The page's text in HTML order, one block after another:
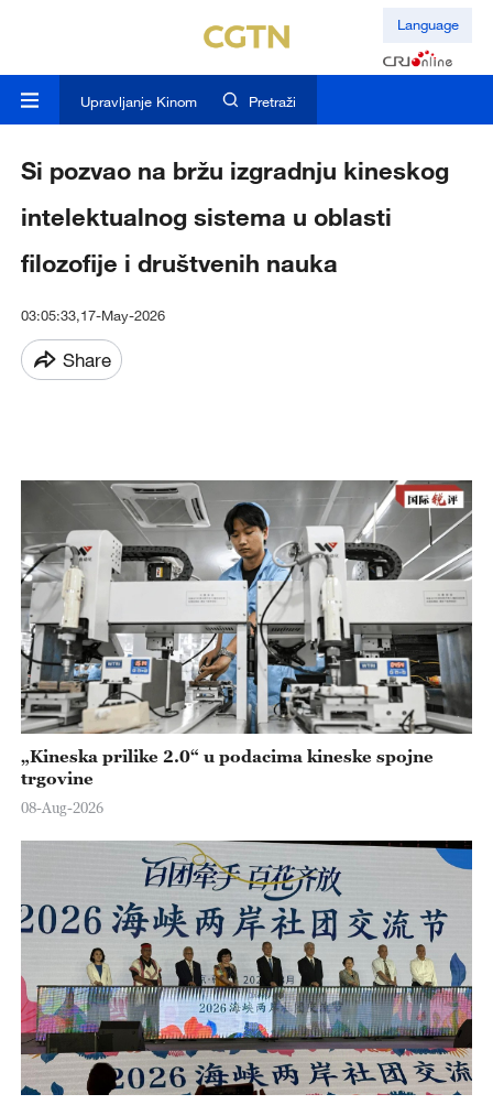
Language
Upravljanje Kinom Pretraži
Si pozvao na bržu izgradnju kineskog
intelektualnog sistema u oblasti
filozofije i društvenih nauka
03:05:33,17-May-2026
Share
„Kineska prilike 2.0“ u podacima kineske spojne
trgovine
08-Aug-2026